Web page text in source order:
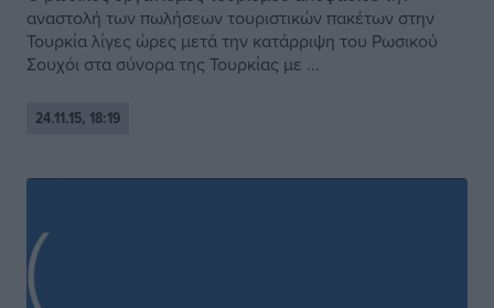
αναστολή των πωλήσεων τουριστικών πακέτων στην
Τουρκία λίγες ώρες μετά την κατάρριψη του Ρωσικού
Σουχόι στα σύνορα της Τουρκίας με ...
24.11.15, 18:19